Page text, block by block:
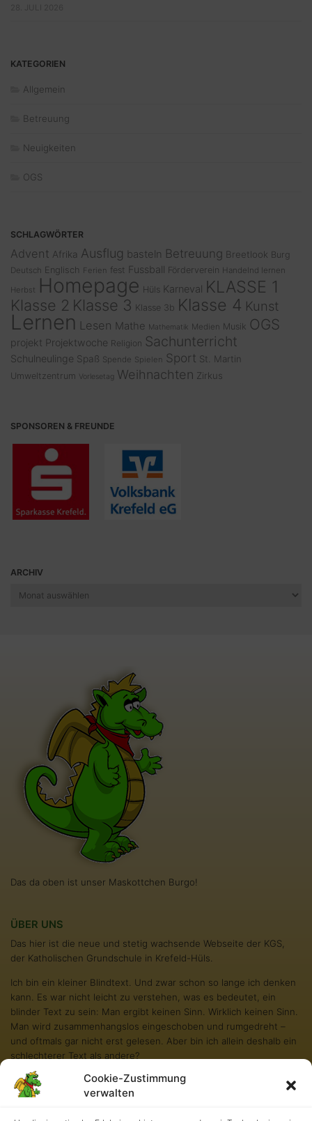
Cookie-Zustimmung
verwalten
KATEGORIEN
Allgemein
Betreuung
Neuigkeiten
OGS
SCHLAGWÖRTER
Advent Afrika Ausflug basteln Betreuung Breetlook Burg
Deutsch Englisch Ferien fest Fussball Förderverein Handelnd lernen
Herbst
Homepage Hüls Karneval KLASSE 1
Klasse 2 Klasse 3 Klasse 3b Klasse 4 Kunst
Lernen Lesen Mathe Mathematik Medien Musik OGS
projekt Projektwoche Religion Sachunterricht
Schulneulinge Spaß Spende Spielen Sport St. Martin
Umweltzentrum Vorlesetag Weihnachten Zirkus
SPONSOREN & FREUNDE
ARCHIV
Archiv
Das da oben ist unser Maskottchen Burgo!
ÜBER UNS
Das hier ist die neue und stetig wachsende Webseite der KGS,
der Katholischen Grundschule in Krefeld-Hüls.
Ich bin ein kleiner Blindtext. Und zwar schon so lange ich denken
kann. Es war nicht leicht zu verstehen, was es bedeutet, ein
blinder Text zu sein: Man ergibt keinen Sinn. Wirklich keinen Sinn.
Man wird zusammenhangslos eingeschoben und rumgedreht –
und oftmals gar nicht erst gelesen. Aber bin ich allein deshalb ein
schlechterer Text als andere?
Na gut, ich werde nie in den Bestsellerlisten stehen. Aber andere
Texte schaffen das auch nicht. Und darum stört es mich nicht